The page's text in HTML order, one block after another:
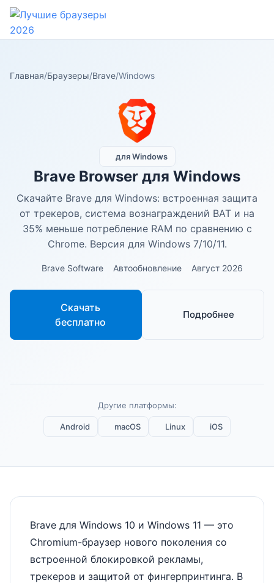
Главная/Браузеры/Brave/Windows
для Windows
Brave Browser для Windows
Скачайте Brave для Windows: встроенная защита
от трекеров, система вознаграждений BAT и на
35% меньше потребление RAM по сравнению с
Chrome. Версия для Windows 7/10/11.
Brave Software Автообновление Август 2026
Скачать
бесплатно
Подробнее
Другие платформы:
Android macOS Linux iOS
Brave для Windows 10 и Windows 11 — это
Chromium-браузер нового поколения со
встроенной блокировкой рекламы,
трекеров и защитой от фингерпринтинга. В